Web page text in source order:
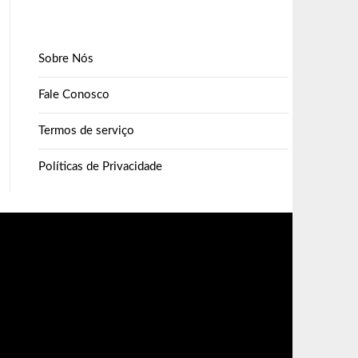
Sobre Nós
Fale Conosco
Termos de serviço
Políticas de Privacidade